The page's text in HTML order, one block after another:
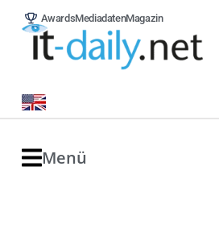
AwardsMediadatenMagazin
Menü